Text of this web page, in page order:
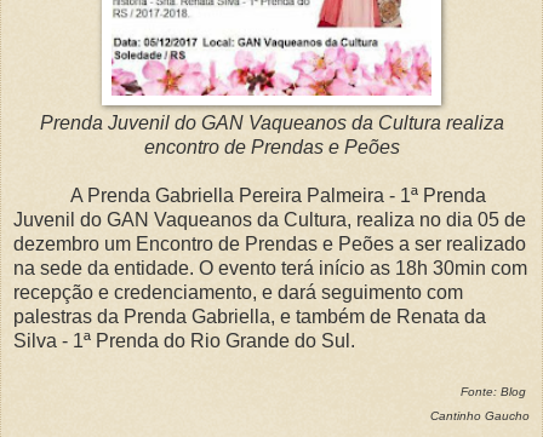
Prenda Juvenil do GAN Vaqueanos da Cultura realiza
encontro de Prendas e Peões
A Prenda Gabriella Pereira Palmeira - 1ª Prenda
Juvenil do GAN Vaqueanos da Cultura, realiza no dia 05 de
dezembro um Encontro de Prendas e Peões a ser realizado
na sede da entidade. O evento terá início as 18h 30min com
recepção e credenciamento, e dará seguimento com
palestras da Prenda Gabriella, e também de Renata da
Silva - 1ª Prenda do Rio Grande do Sul.
Fonte: Blog
Cantinho Gaucho